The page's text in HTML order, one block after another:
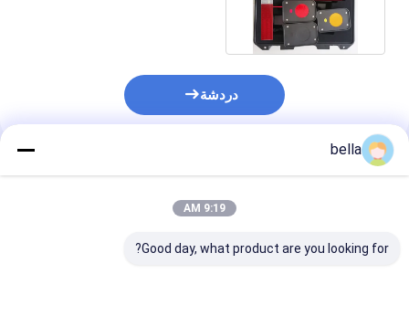
دردشة
المنتجات الموصى بها
bella
9:19 AM
Good day, what product are you looking for?